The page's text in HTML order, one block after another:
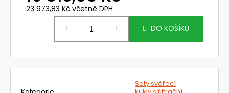
23 973,83 Kč včetně DPH
DO KOŠÍKU
Sety svářecí
PŘILBA
DELTA
PLUS
Kč